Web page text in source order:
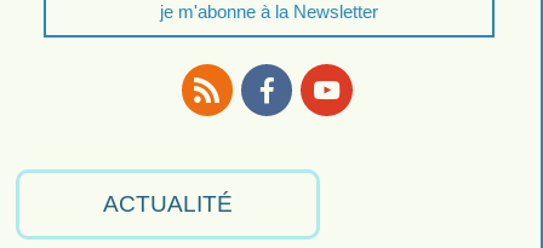
je m'abonne à la Newsletter
ACTUALITÉ